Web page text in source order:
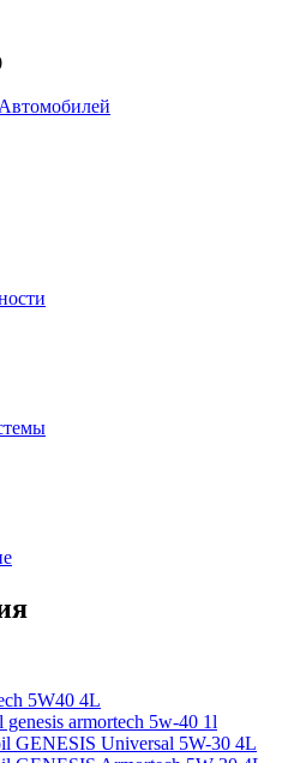
5W40 4L
armortech 5w-40 1l
GENESIS Universal 5W-30 4L